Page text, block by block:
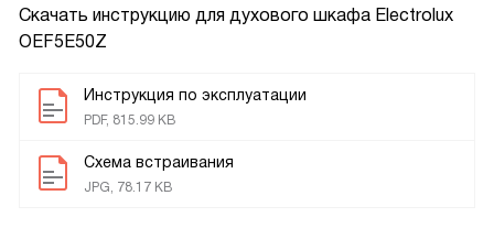
Скачать инструкцию для духового шкафа Electrolux
OEF5E50Z
Инструкция по эксплуатации
PDF, 815.99 KB
Схема встраивания
JPG, 78.17 KB